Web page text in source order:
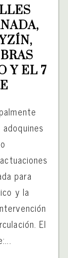
Y EL 7
para
y la
El